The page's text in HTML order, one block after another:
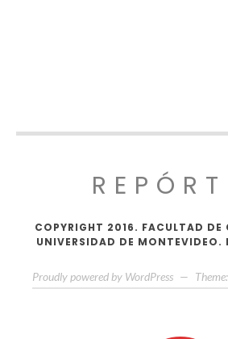
COPYRIGHT 2016. FACULTAD
UNIVERSIDAD DE
Proudly powered by WordPress —